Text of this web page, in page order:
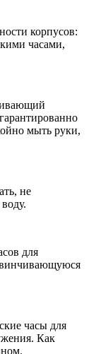
корпусов:
часами,
мыть руки,
не
для
часы для
Как